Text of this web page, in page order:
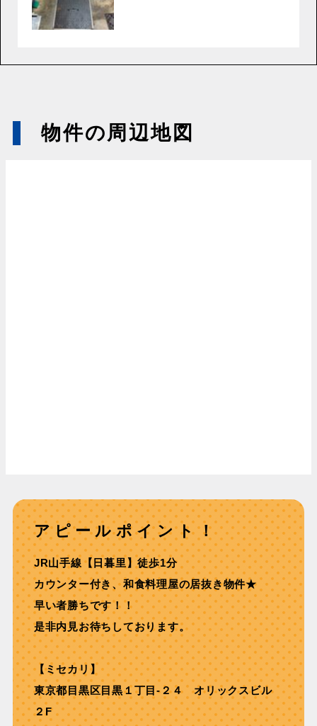
物件の周辺地図
アピールポイント！
JR山手線【日暮里】徒歩1分
カウンター付き、和食料理屋の居抜き物件★
早い者勝ちです！！
是非内見お待ちしております。
【ミセカリ】
東京都目黒区目黒１丁目-２４ オリックスビル
２F